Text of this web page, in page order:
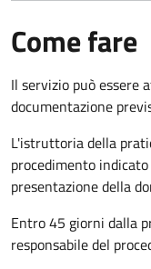
Come fare
Il servizio può
documentazione
L'istruttoria della
procedimento
presentazione della
Entro 45 giorni dalla
responsabile del